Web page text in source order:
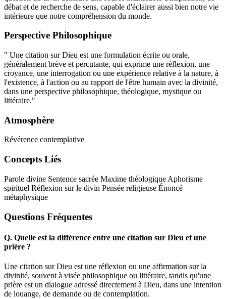
débat et de recherche de sens, capable d'éclairer aussi bien notre vie
intérieure que notre compréhension du monde.
Perspective Philosophique
" Une citation sur Dieu est une formulation écrite ou orale,
généralement brève et percutante, qui exprime une réflexion, une
croyance, une interrogation ou une expérience relative à la nature, à
l'existence, à l'action ou au rapport de l'être humain avec la divinité,
dans une perspective philosophique, théologique, mystique ou
littéraire."
Atmosphère
Révérence contemplative
Concepts Liés
Parole divine Sentence sacrée Maxime théologique Aphorisme
spirituel Réflexion sur le divin Pensée religieuse Énoncé
métaphysique
Questions Fréquentes
Q. Quelle est la différence entre une citation sur Dieu et une
prière ?
Une citation sur Dieu est une réflexion ou une affirmation sur la
divinité, souvent à visée philosophique ou littéraire, tandis qu'une
prière est un dialogue adressé directement à Dieu, dans une intention
de louange, de demande ou de contemplation.